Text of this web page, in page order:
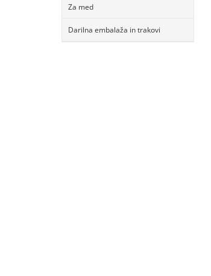
Za med
Darilna embalaža in trakovi